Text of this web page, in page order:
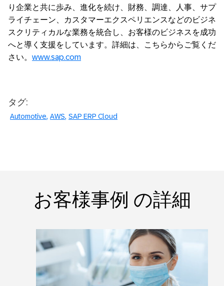
り企業と共に歩み、進化を続け、財務、調達、人事、サプ
ライチェーン、カスタマーエクスペリエンスなどのビジネ
スクリティカルな業務を統合し、お客様のビジネスを成功
へと導く支援をしています。詳細は、こちらからご覧くだ
さい。 www.sap.com
タグ:
Automotive AWS SAP ERP Cloud
お客様事例 の詳細